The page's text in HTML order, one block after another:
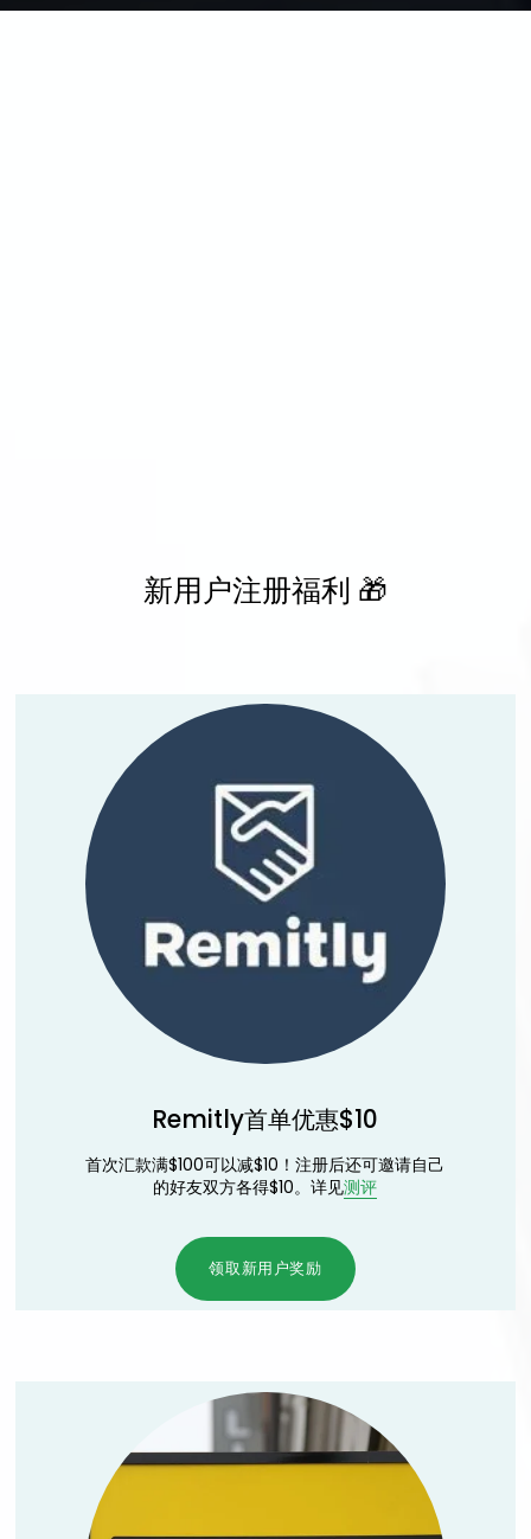
新用户注册福利 🎁
Remitly首单优惠$10
首次汇款满$100可以减$10！注册后还可邀请自己
的好友双方各得$10。详见测评
领取新用户奖励